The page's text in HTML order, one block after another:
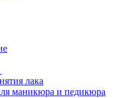
лака
маникюра и педикюра